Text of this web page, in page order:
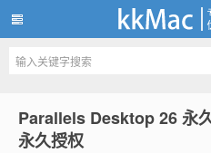
Parallels Desktop 26 永
永久授权